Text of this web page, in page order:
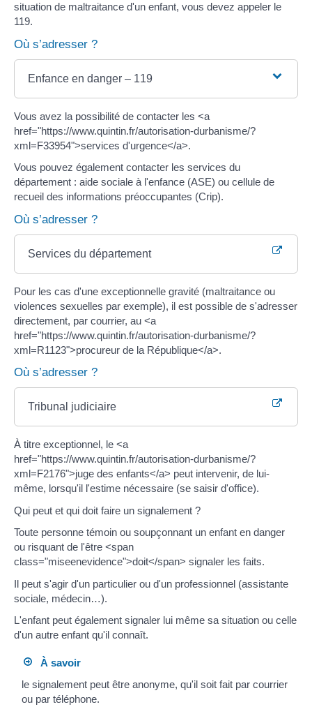
situation de maltraitance d'un enfant, vous devez appeler le
119.
Où s’adresser ?
Enfance en danger – 119
Vous avez la possibilité de contacter les <a
href="https://www.quintin.fr/autorisation-durbanisme/?
xml=F33954">services d'urgence</a>.
Vous pouvez également contacter les services du
département : aide sociale à l'enfance (ASE) ou cellule de
recueil des informations préoccupantes (Crip).
Où s’adresser ?
Services du département
Pour les cas d'une exceptionnelle gravité (maltraitance ou
violences sexuelles par exemple), il est possible de s'adresser
directement, par courrier, au <a
href="https://www.quintin.fr/autorisation-durbanisme/?
xml=R1123">procureur de la République</a>.
Où s’adresser ?
Tribunal judiciaire
À titre exceptionnel, le <a
href="https://www.quintin.fr/autorisation-durbanisme/?
xml=F2176">juge des enfants</a> peut intervenir, de lui-
même, lorsqu'il l'estime nécessaire (se saisir d'office).
Qui peut et qui doit faire un signalement ?
Toute personne témoin ou soupçonnant un enfant en danger
ou risquant de l'être <span
class="miseenevidence">doit</span> signaler les faits.
Il peut s'agir d'un particulier ou d'un professionnel (assistante
sociale, médecin…).
L'enfant peut également signaler lui même sa situation ou celle
d'un autre enfant qu'il connaît.
À savoir
le signalement peut être anonyme, qu'il soit fait par courrier
ou par téléphone.